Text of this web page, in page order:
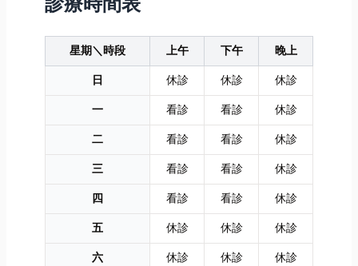
星期＼時段 上午 下午
晚上
日
休診 休診
休診
一
看診 看診
休診
二
看診 看診
休診
三
看診 看診
休診
四
看診 看診
休診
五
休診 休診
休診
六
休診 休診 休診